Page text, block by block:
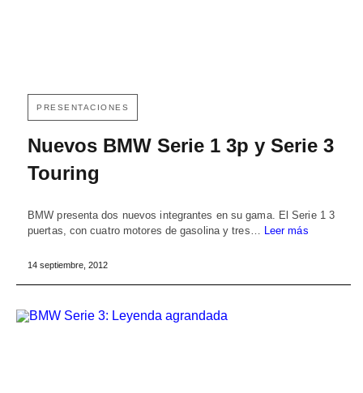
PRESENTACIONES
Nuevos BMW Serie 1 3p y Serie 3
Touring
BMW presenta dos nuevos integrantes en su gama. El Serie 1 3
puertas, con cuatro motores de gasolina y tres… Leer más
14 septiembre, 2012